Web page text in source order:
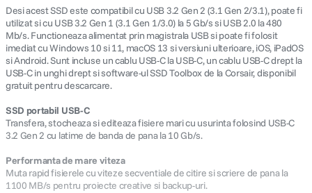
8. sony fx
9. dji mic mini
10. dji osmo pocket 4
Desi acest SSD este compatibil cu USB 3.2 Gen 2 (3.1 Gen 2/3.1), poate fi
utilizat si cu USB 3.2 Gen 1 (3.1 Gen 1/3.0) la 5 Gb/s si USB 2.0 la 480
Mb/s. Functioneaza alimentat prin magistrala USB si poate fi folosit
imediat cu Windows 10 si 11, macOS 13 si versiuni ulterioare, iOS, iPadOS
si Android. Sunt incluse un cablu USB-C la USB-C, un cablu USB-C drept la
USB-C in unghi drept si software-ul SSD Toolbox de la Corsair, disponibil
gratuit pentru descarcare.
SSD portabil USB-C
Transfera, stocheaza si editeaza fisiere mari cu usurinta folosind USB-C
3.2 Gen 2 cu latime de banda de pana la 10 Gb/s.
Performanta de mare viteza
Muta rapid fisierele cu viteze secventiale de citire si scriere de pana la
1100 MB/s pentru proiecte creative si backup-uri.